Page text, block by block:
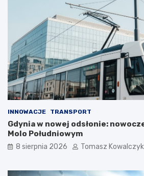
ć
?
INNOWACJE TRANSPORT
Gdynia w nowej odsłonie:
Molo Południowym
8 sierpnia 2026 Tomasz Kowalczyk